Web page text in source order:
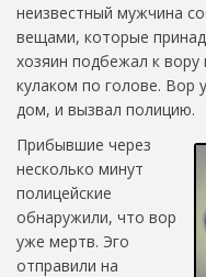
неизвестный мужчина
вещами, которые
хозяин подбежал к вору
кулаком по голове. Вор
дом, и вызвал полицию.
Прибывшие через
несколько минут
полицейские
обнаружили, что вор
уже мертв. Эго
отправили на